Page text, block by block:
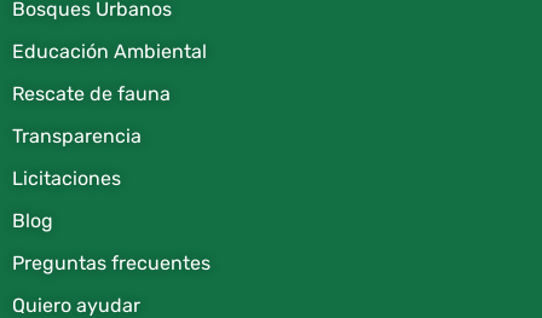
Bosques Urbanos
Educación Ambiental
Rescate de fauna​
Transparencia
Licitaciones
Blog
Preguntas frecuentes
Quiero ayudar